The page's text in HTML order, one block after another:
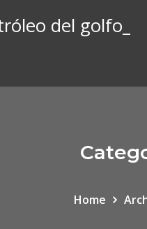
del golfo_
Home